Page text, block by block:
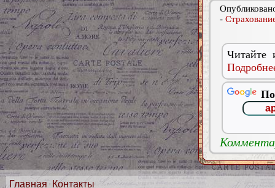
-
Читайте
Главная Контакты